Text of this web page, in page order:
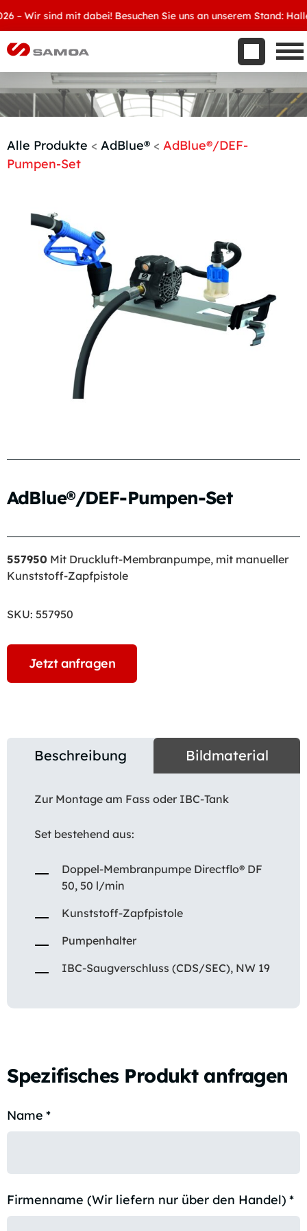
Wir sind mit dabei! Besuchen Sie uns an unserem Stand: Halle
Aktuelles
Kontakt
Handelspartner werden
Alle Produkte < AdBlue® < AdBlue®/DEF-
Pumpen-Set
AdBlue®/DEF-Pumpen-Set
557950 Mit Druckluft-Membranpumpe, mit manueller
Kunststoff-Zapfpistole
SKU: 557950
Jetzt anfragen
Beschreibung Bildmaterial
Zur Montage am Fass oder IBC-Tank
Set bestehend aus:
Doppel-Membranpumpe Directflo® DF
50, 50 l/min
Kunststoff-Zapfpistole
Pumpenhalter
IBC-Saugverschluss (CDS/SEC), NW 19
Spezifisches Produkt anfragen
Name *
Firmenname (Wir liefern nur über den Handel) *